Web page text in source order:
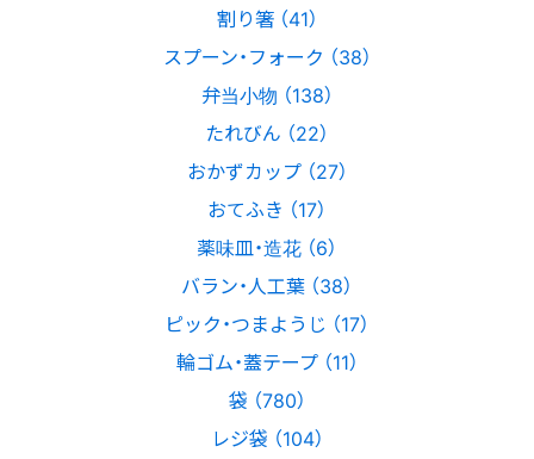
割り箸 （41）
スプーン・フォーク （38）
弁当小物 （138）
たれびん （22）
おかずカップ （27）
おてふき （17）
薬味皿・造花 （6）
バラン・人工葉 （38）
ピック・つまようじ （17）
輪ゴム・蓋テープ （11）
袋 （780）
レジ袋 （104）